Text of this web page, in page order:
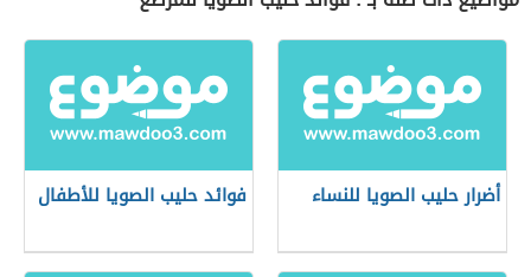
أضرار حليب الصويا للنساء فوائد حليب الصويا للأطفال